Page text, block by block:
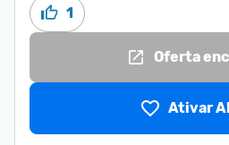
1
Oferta
Ativar